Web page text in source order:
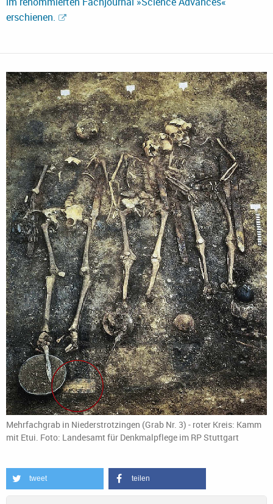
erschienen.
Mehrfachgrab in Niederstrotzingen (Grab Nr. 3) - roter Kreis: Kamm
mit Etui. Foto: Landesamt für Denkmalpflege im RP Stuttgart
tweet teilen